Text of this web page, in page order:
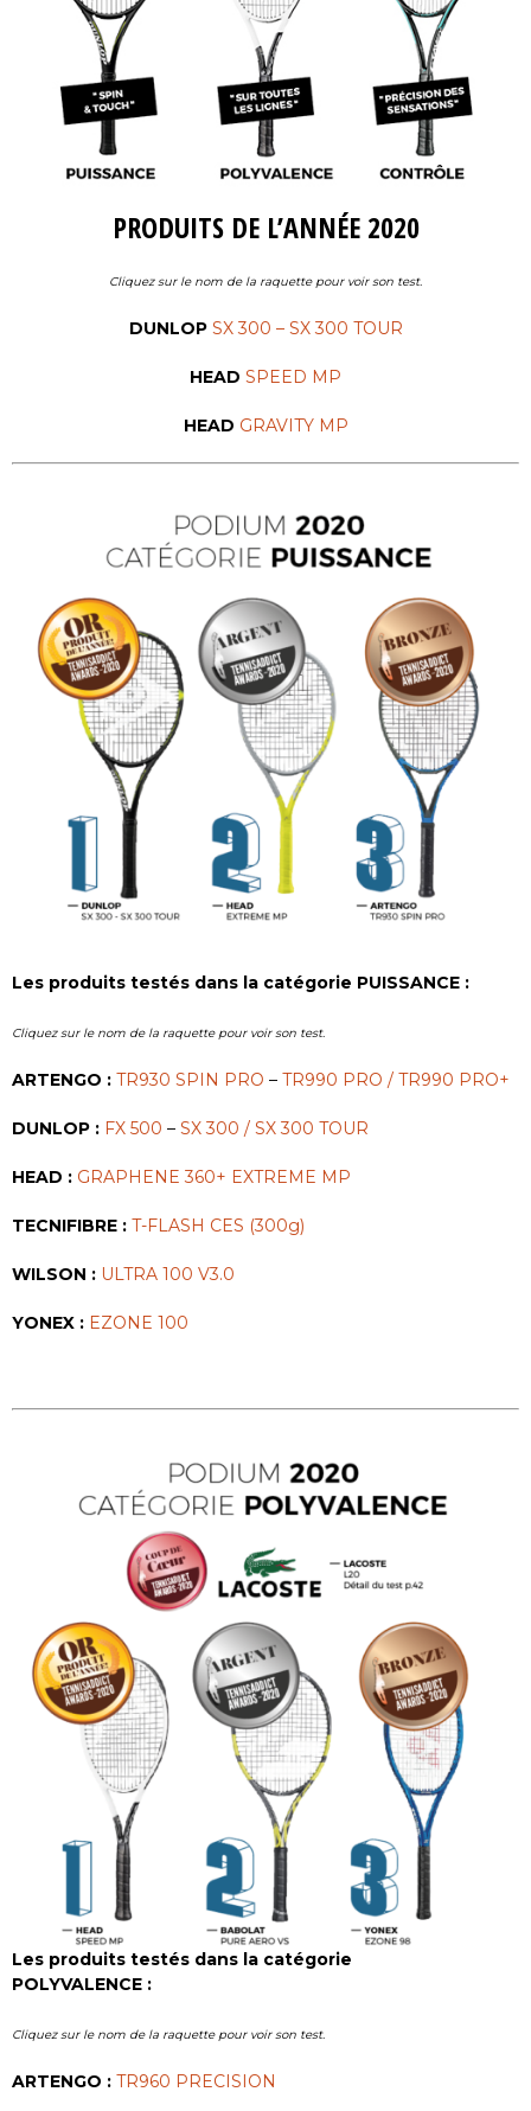
PRODUITS DE L’ANNÉE 2020
Cliquez sur le nom de la raquette pour voir son test.
DUNLOP SX 300 – SX 300 TOUR
HEAD SPEED MP
HEAD GRAVITY MP
Les produits testés dans la catégorie PUISSANCE :
Cliquez sur le nom de la raquette pour voir son test.
ARTENGO : TR930 SPIN PRO – TR990 PRO / TR990 PRO+
DUNLOP : FX 500 – SX 300 / SX 300 TOUR
HEAD : GRAPHENE 360+ EXTREME MP
TECNIFIBRE : T-FLASH CES (300g)
WILSON : ULTRA 100 V3.0
YONEX : EZONE 100
Les produits testés dans la catégorie
POLYVALENCE :
Cliquez sur le nom de la raquette pour voir son test.
ARTENGO : TR960 PRECISION